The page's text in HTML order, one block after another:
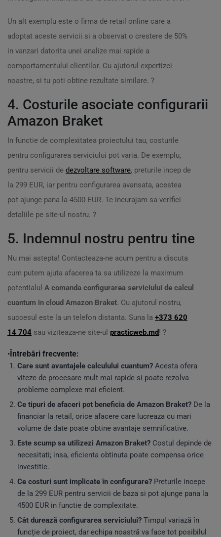
Un alt exemplu este o firma de retail online care a
adoptat aceste servicii si a observat o crestere de 50%
in vanzari datorita unei analize mai rapide a
comportamentului clientilor. Cu ajutorul expertizei
noastre, si tu poti obtine rezultate similare. ?
4. Costurile asociate configurarii
Amazon Braket
In functie de complexitatea proiectului tau, costurile
pentru configurarea serviciului pot varia. De exemplu,
pentru servicii de dezvoltare software, preturile incep de
la 299 EUR, iar pentru configurarea avansata, acestea
pot ajunge pana la 4500 EUR. Te incurajam sa verifici
detaliile pe site-ul nostru. ?
5. Indemnul nostru pentru tine
Nu mai astepta! Contacteaza-ne acum pentru a discuta
cum putem ajuta afacerea ta sa utilizeze la maximum
potentialul A comanda configurarea serviciului de calcul
cuantum in cloud Amazon Braket. Cu ajutorul nostru,
succesul este la un telefon distanta. Suna la +373 620
14 704 sau viziteaza-ne site-ul practicweb.md! ?
•Întrebări frecvente:
Care sunt avantajele calculului cuantum? Acesta ofera
viteze de procesare mult mai rapide si poate rezolva
probleme complexe mai eficient.
Ce tipuri de afaceri pot beneficia de Amazon Braket? De la
financiar la retail, orice afacere care lucreaza cu mari
volume de date poate obtine avantaje semnificative.
Este scump sa utilizezi Amazon Braket? Costul depinde de
necesitati; insa, eficienta obtinuta poate compensa orice
investitie.
Ce costuri sunt implicate în configurare? Preturile incepe
de la 299 EUR pentru servicii de baza si pot ajunge pana la
4500 EUR in functie de complexitate.
Cât durează configurarea serviciului? Timpul variază în
funcție de proiect, dar echipa noastră va face tot posibilul